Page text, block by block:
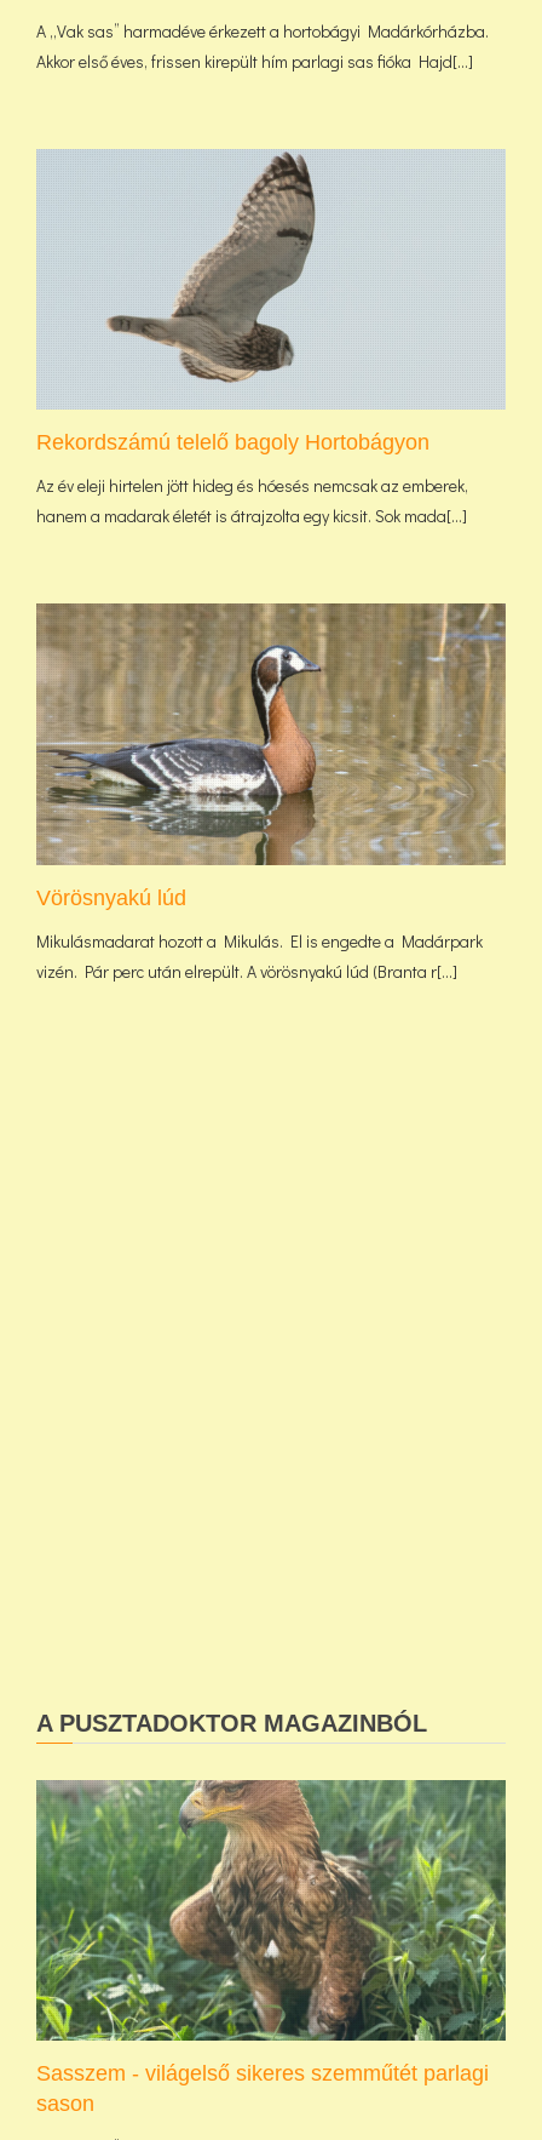
A „Vak sas” harmadéve érkezett a hortobágyi Madárkórházba.
Akkor első éves, frissen kirepült hím parlagi sas fióka Hajd[...]
Rekordszámú telelő bagoly Hortobágyon
Az év eleji hirtelen jött hideg és hóesés nemcsak az emberek,
hanem a madarak életét is átrajzolta egy kicsit. Sok mada[...]
Vörösnyakú lúd
Mikulásmadarat hozott a Mikulás. El is engedte a Madárpark
vizén. Pár perc után elrepült. A vörösnyakú lúd (Branta r[...]
A PUSZTADOKTOR MAGAZINBÓL
Sasszem - világelső sikeres szemműtét parlagi
sason